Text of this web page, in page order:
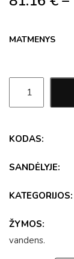
MATMENYS
KODAS:
SANDĖLYJE:
KATEGORIJOS:
ŽYMOS:
vandens.